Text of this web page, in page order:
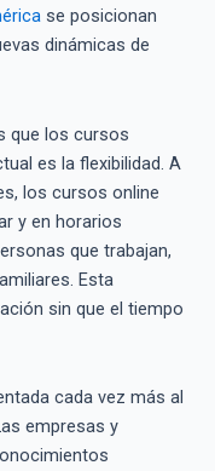
se posicionan
dinámicas de
que los cursos
es la flexibilidad. A
los cursos online
y en horarios
que trabajan,
Esta
sin que el tiempo
cada vez más al
empresas y